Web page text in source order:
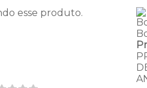
esse produto.